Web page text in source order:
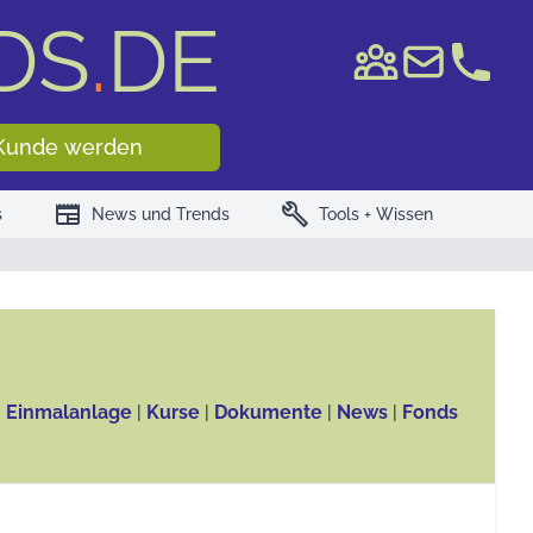
.DE
WKN/ISIN
werden
newspaper News und Trends build Tools + Wissen
Einmalanlage | Kurse | Dokumente | News | Fonds